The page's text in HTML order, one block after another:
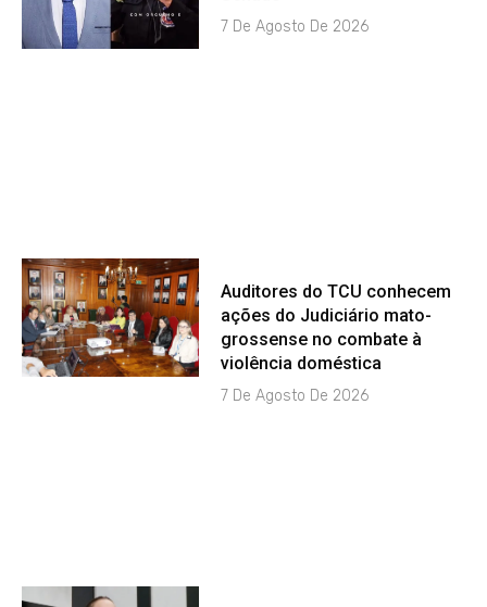
7 De Agosto De 2026
Auditores do TCU conhecem
ações do Judiciário mato-
grossense no combate à
violência doméstica
7 De Agosto De 2026